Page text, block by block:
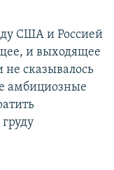
США и Россией
и выходящее
сказывалось
амбициозные